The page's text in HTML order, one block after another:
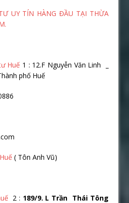
UY TÍN HÀNG ĐẦU TẠI THỪA
Huế 1 : 12.F Nguyễn Văn Linh _
phố Huế
( Tôn Anh Vũ)
2 : 189/9. L Trần Thái Tông